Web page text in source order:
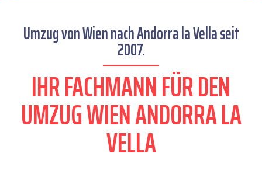
Umzug von Wien nach Andorra la Vella seit
2007.
IHR FACHMANN FÜR DEN
UMZUG WIEN ANDORRA LA
VELLA